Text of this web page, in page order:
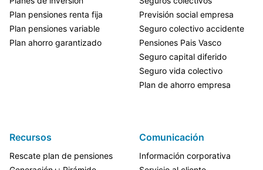
Plan pensiones renta fija
Plan pensiones variable
Plan ahorro garantizado
Previsión social empresa
Seguro colectivo accidente
Pensiones Pais Vasco
Seguro capital diferido
Seguro vida colectivo
Plan de ahorro empresa
Recursos
Rescate plan de pensiones
Comunicación
Información corporativa